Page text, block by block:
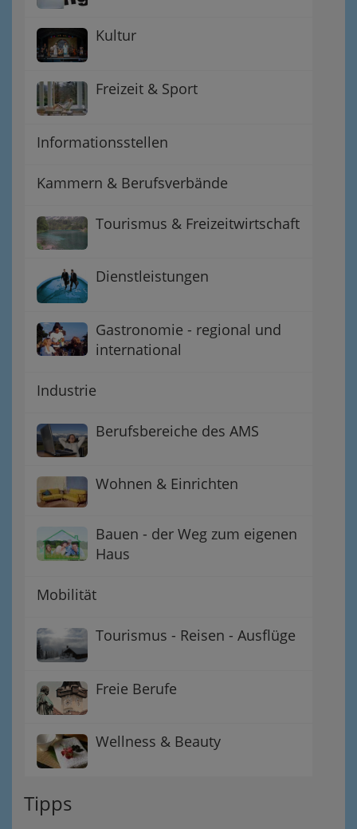
Kultur
Freizeit & Sport
Informationsstellen
Kammern & Berufsverbände
Tourismus & Freizeitwirtschaft
Dienstleistungen
Gastronomie - regional und
international
Industrie
Berufsbereiche des AMS
Wohnen & Einrichten
Bauen - der Weg zum eigenen
Haus
Mobilität
Tourismus - Reisen - Ausflüge
Freie Berufe
Wellness & Beauty
Tipps